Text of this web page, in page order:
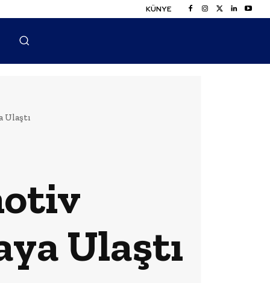
KÜNYE
Ulaştı
Ulaştı